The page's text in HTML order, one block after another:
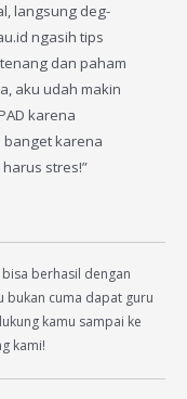
langsung deg-
ngasih tips
dan paham
aku udah makin
karena
banget karena
stres!”
berhasil dengan
bukan cuma dapat guru
kamu sampai ke
kami!